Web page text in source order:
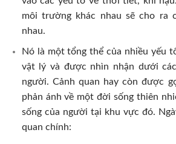
môi trường khác nhau sẽ cho ra
nhau.
Nó là một tổng thể của nhiều yếu
vật lý và được nhìn nhận dưới
người. Cảnh quan hay còn được
phản ánh về một đời sống thiên
sống của người tại khu vực đó.
quan chính: